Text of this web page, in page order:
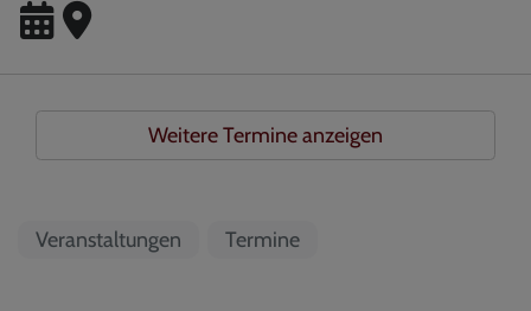
Weitere Termine anzeigen
Veranstaltungen Termine